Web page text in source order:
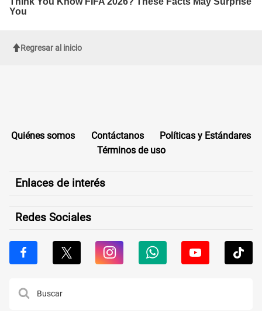
Regresar al inicio
Quiénes somos Contáctanos
Políticas y Estándares
Términos de uso
Enlaces de interés
Redes Sociales